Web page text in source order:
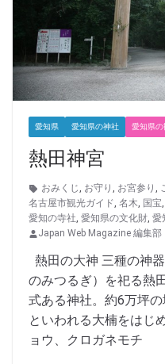
愛知県 愛知県の神社 愛知県の
熱田神宮
おみくじ, お守り , お宮参り ,
名古屋市観光ガイド, 名木, 国宝,
愛知の寺社, 愛知県の文化財, 愛
Japan Web Magazine 編集部
熱田の大神 三種の神
のみつるぎ）を祀る熱
式ある神社。約6万坪
といわれる大楠をはじ
ョウ、クロガネモチ